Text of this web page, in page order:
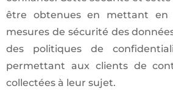
être obtenues en mettant en
mesures de sécurité des
des politiques de
permettant aux clients de
collectées à leur sujet.